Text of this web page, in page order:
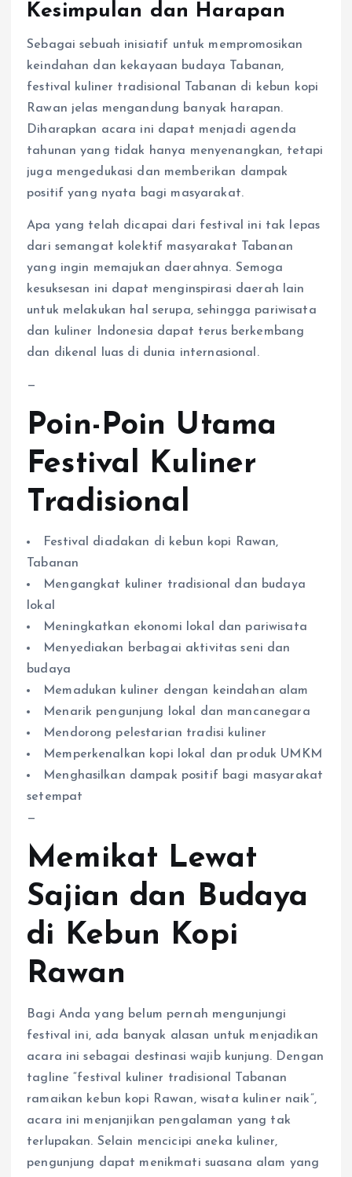
Kesimpulan dan Harapan
Sebagai sebuah inisiatif untuk mempromosikan
keindahan dan kekayaan budaya Tabanan,
festival kuliner tradisional Tabanan di kebun kopi
Rawan jelas mengandung banyak harapan.
Diharapkan acara ini dapat menjadi agenda
tahunan yang tidak hanya menyenangkan, tetapi
juga mengedukasi dan memberikan dampak
positif yang nyata bagi masyarakat.
Apa yang telah dicapai dari festival ini tak lepas
dari semangat kolektif masyarakat Tabanan
yang ingin memajukan daerahnya. Semoga
kesuksesan ini dapat menginspirasi daerah lain
untuk melakukan hal serupa, sehingga pariwisata
dan kuliner Indonesia dapat terus berkembang
dan dikenal luas di dunia internasional.
—
Poin-Poin Utama
Festival Kuliner
Tradisional
Festival diadakan di kebun kopi Rawan,
Tabanan
Mengangkat kuliner tradisional dan budaya
lokal
Meningkatkan ekonomi lokal dan pariwisata
Menyediakan berbagai aktivitas seni dan
budaya
Memadukan kuliner dengan keindahan alam
Menarik pengunjung lokal dan mancanegara
Mendorong pelestarian tradisi kuliner
Memperkenalkan kopi lokal dan produk UMKM
Menghasilkan dampak positif bagi masyarakat
setempat
—
Memikat Lewat
Sajian dan Budaya
di Kebun Kopi
Rawan
Bagi Anda yang belum pernah mengunjungi
festival ini, ada banyak alasan untuk menjadikan
acara ini sebagai destinasi wajib kunjung. Dengan
tagline “festival kuliner tradisional Tabanan
ramaikan kebun kopi Rawan, wisata kuliner naik”,
acara ini menjanjikan pengalaman yang tak
terlupakan. Selain mencicipi aneka kuliner,
pengunjung dapat menikmati suasana alam yang